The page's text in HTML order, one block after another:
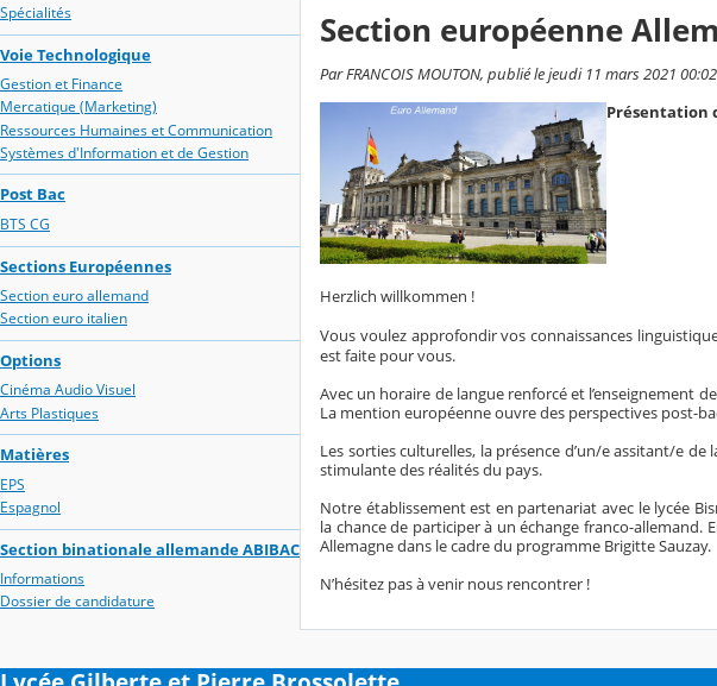
Spécialités
Voie Technologique
Gestion et Finance
Mercatique (Marketing)
Ressources Humaines et Communication
Systèmes d'Information et de Gestion
Post Bac
BTS CG
Sections Européennes
Section euro allemand
Section euro italien
Options
Cinéma Audio Visuel
Arts Plastiques
Matières
EPS
Espagnol
Section binationale allemande ABIBAC
Informations
Dossier de candidature
Section européenne
Par FRANCOIS MOUTON, publié le jeudi 11 mars 2021
Présentation
Herzlich willkommen !
Vous voulez approfondir vos connaissances
est faite pour vous.
Avec un horaire de langue renforcé et l’enseignement
La mention européenne ouvre des perspectives post-
Les sorties culturelles, la présence d’un/e assitant/e
stimulante des réalités du pays.
Notre établissement est en partenariat avec le lycée
la chance de participer à un échange franco-
Allemagne dans le cadre du programme Brigitte Sauzay.
N’hésitez pas à venir nous rencontrer !